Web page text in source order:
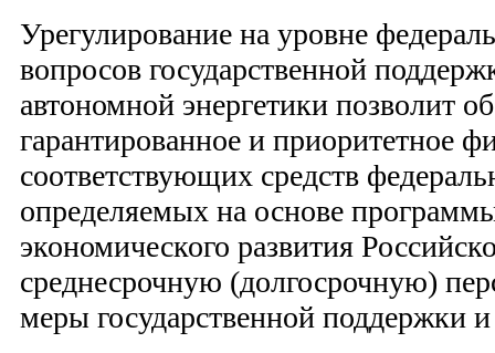
Урегулирование на уровне
вопросов государственной
автономной энергетики позволит
гарантированное и приоритетное
соответствующих средств
определяемых на основе
экономического развития
среднесрочную (долгосрочную)
меры государственной поддержки